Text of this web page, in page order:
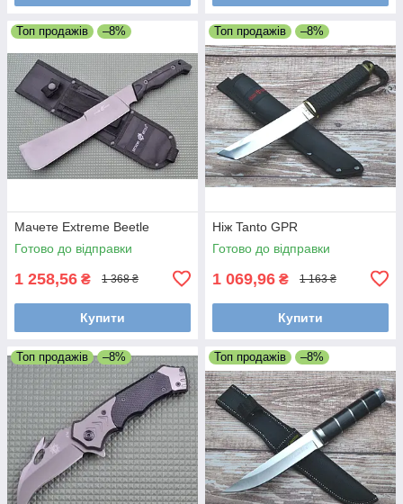
Топ продажів –8%
Мачете Extreme Beetle
Готово до відправки
1 258,56 ₴ 1 368 ₴
Купити
Топ продажів –8%
Ніж Tanto GPR
Готово до відправки
1 069,96 ₴ 1 163 ₴
Купити
Топ продажів –8% Топ продажів –8%